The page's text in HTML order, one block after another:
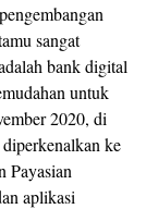
sangat
bank digital
untuk
2020, di
ke
Payasian
aplikasi